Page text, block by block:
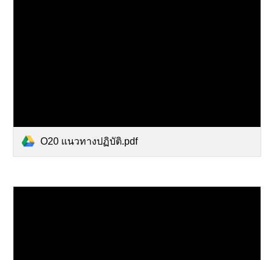
O20 แนวทางปฏิบัติ.pdf